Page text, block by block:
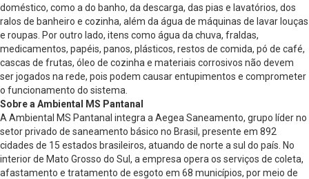
doméstico, como a do banho, da descarga, das pias e lavatórios, dos
ralos de banheiro e cozinha, além da água de máquinas de lavar louças
e roupas. Por outro lado, itens como água da chuva, fraldas,
medicamentos, papéis, panos, plásticos, restos de comida, pó de café,
cascas de frutas, óleo de cozinha e materiais corrosivos não devem
ser jogados na rede, pois podem causar entupimentos e comprometer
o funcionamento do sistema.
Sobre a Ambiental MS Pantanal
A Ambiental MS Pantanal integra a Aegea Saneamento, grupo líder no
setor privado de saneamento básico no Brasil, presente em 892
cidades de 15 estados brasileiros, atuando de norte a sul do país. No
interior de Mato Grosso do Sul, a empresa opera os serviços de coleta,
afastamento e tratamento de esgoto em 68 municípios, por meio de